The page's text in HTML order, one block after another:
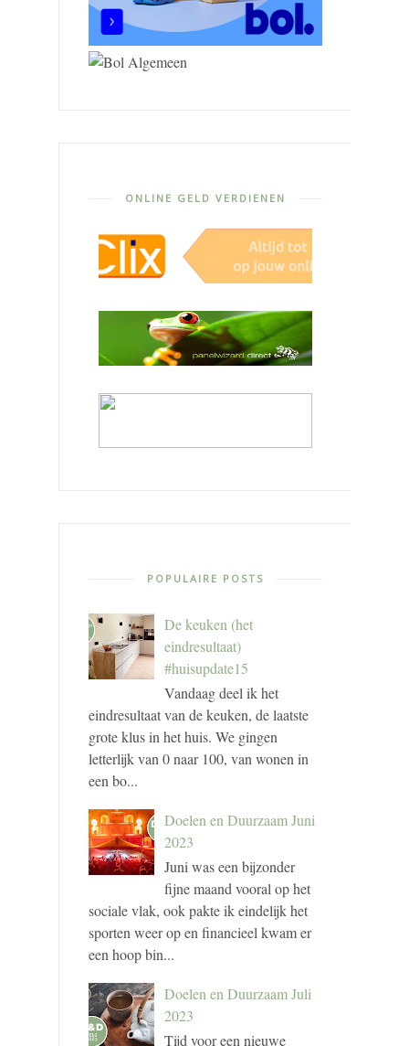
ONLINE GELD VERDIENEN
POPULAIRE POSTS
De keuken (het
eindresultaat)
#huisupdate15
Vandaag deel ik het
eindresultaat van de keuken, de laatste
grote klus in het huis. We gingen
letterlijk van 0 naar 100, van wonen in
een bo...
Doelen en Duurzaam Juni
2023
Juni was een bijzonder
fijne maand vooral op het
sociale vlak, ook pakte ik eindelijk het
sporten weer op en financieel kwam er
een hoop bin...
Doelen en Duurzaam Juli
2023
Tijd voor een nieuwe